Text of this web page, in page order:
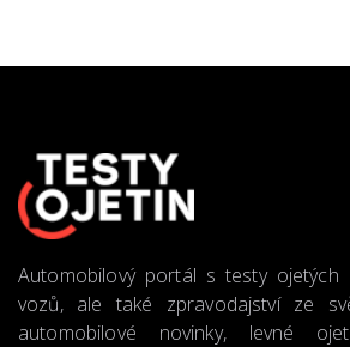
Automobilový portál s testy
vozů, ale také zpravodajství ze
automobilové novinky, levné